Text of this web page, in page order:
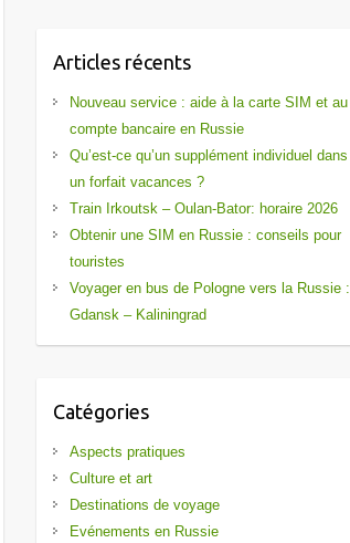
Articles récents
Nouveau service : aide à la carte SIM et au
compte bancaire en Russie
Qu’est-ce qu’un supplément individuel dans
un forfait vacances ?
Train Irkoutsk – Oulan-Bator: horaire 2026
Obtenir une SIM en Russie : conseils pour
touristes
Voyager en bus de Pologne vers la Russie :
Gdansk – Kaliningrad
Catégories
Aspects pratiques
Culture et art
Destinations de voyage
Evénements en Russie